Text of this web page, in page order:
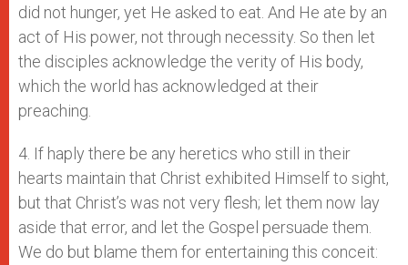
did not hunger, yet He asked to eat. And He ate by an
act of His power, not through necessity. So then let
the disciples acknowledge the verity of His body,
which the world has acknowledged at their
preaching.
4. If haply there be any heretics who still in their
hearts maintain that Christ exhibited Himself to sight,
but that Christ’s was not very flesh; let them now lay
aside that error, and let the Gospel persuade them.
We do but blame them for entertaining this conceit: